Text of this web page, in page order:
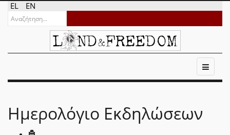
EL EN
Ημερολόγιο Εκδηλώσεων